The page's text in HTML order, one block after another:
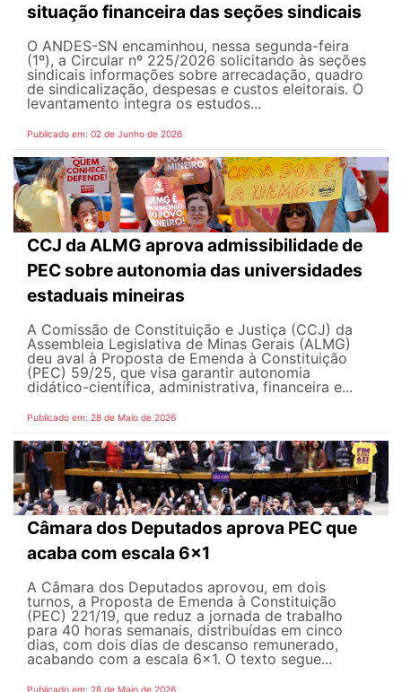
situação financeira das seções sindicais
O ANDES-SN encaminhou, nessa segunda-feira
(1º), a Circular nº 225/2026 solicitando às seções
sindicais informações sobre arrecadação, quadro
de sindicalização, despesas e custos eleitorais. O
levantamento integra os estudos...
Publicado em: 02 de Junho de 2026
CCJ da ALMG aprova admissibilidade de
PEC sobre autonomia das universidades
estaduais mineiras
A Comissão de Constituição e Justiça (CCJ) da
Assembleia Legislativa de Minas Gerais (ALMG)
deu aval à Proposta de Emenda à Constituição
(PEC) 59/25, que visa garantir autonomia
didático-científica, administrativa, financeira e...
Publicado em: 28 de Maio de 2026
Câmara dos Deputados aprova PEC que
acaba com escala 6x1
A Câmara dos Deputados aprovou, em dois
turnos, a Proposta de Emenda à Constituição
(PEC) 221/19, que reduz a jornada de trabalho
para 40 horas semanais, distribuídas em cinco
dias, com dois dias de descanso remunerado,
acabando com a escala 6x1. O texto segue...
Publicado em: 28 de Maio de 2026